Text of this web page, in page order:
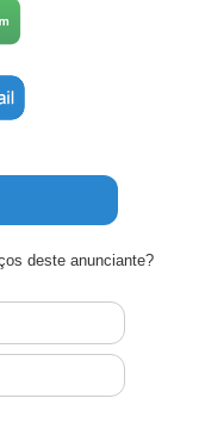
deste anunciante?